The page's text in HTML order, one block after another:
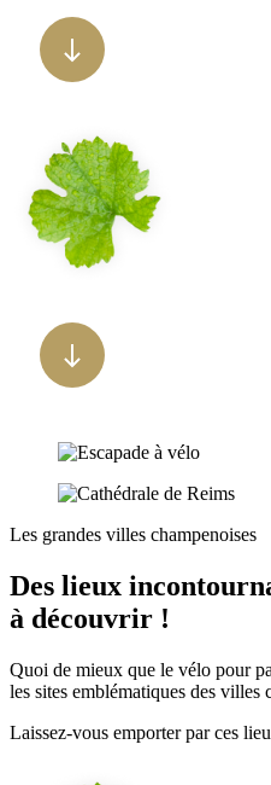
Les grandes villes champenoises
Des lieux
à découvrir !
Quoi de mieux que le vélo pour
les sites emblématiques des villes
Laissez-vous emporter par ces